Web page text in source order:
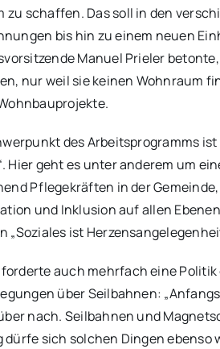
zu schaffen. Das soll in den
bis hin zu einem neuen
Manuel Prieler
nur weil sie keinen Wohnraum
des Arbeitsprogramms ist
Hier geht es unter anderem um
Pflegekräften in der
und Inklusion auf allen
„Soziales ist
auch mehrfach eine
über Seilbahnen:
nach. Seilbahnen und
sich solchen Dingen